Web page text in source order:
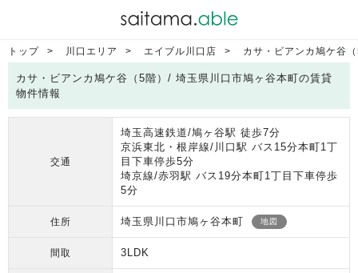
トップ 川口エリア エイブル川口店 カサ・ビアンカ鳩ケ谷
カサ・ビアンカ鳩ケ谷（5階）/ 埼玉県川口市鳩ヶ谷本町の賃貸
物件情報
交通
埼玉高速鉄道/鳩ヶ谷駅 徒歩7分
京浜東北・根岸線/川口駅 バス15分本町1丁
目下車停歩5分
埼京線/赤羽駅 バス19分本町1丁目下車停歩
5分
住所 埼玉県川口市鳩ヶ谷本町 地図
間取 3LDK